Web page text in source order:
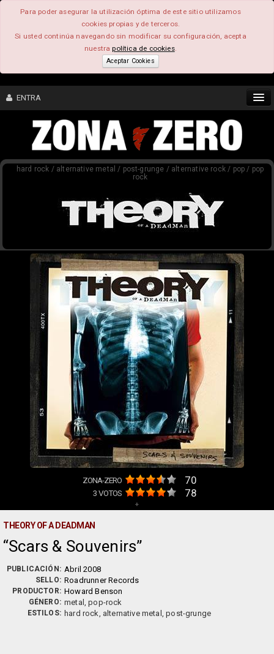
Para poder asegurar la utilización óptima de este sitio utilizamos
cookies propias y de terceros.
Si usted continúa navegando sin modificar su configuración, acepta
nuestrapolítica de cookies.
Aceptar Cookies
ENTRA
CONTENIDO
FEEEDBACK
hard rock / alternative metal / post-grunge / alternative rock / pop / pop
rock
ZONA-ZERO 70
3VOTOS 78
+
THEORY OF A DEADMAN
Scars & Souvenirs
PUBLICACIÓN: Abril 2008
SELLO: Roadrunner Records
PRODUCTOR: Howard Benson
GÉNERO: metal, pop-rock
ESTILOS: hard rock, alternative metal, post-grunge